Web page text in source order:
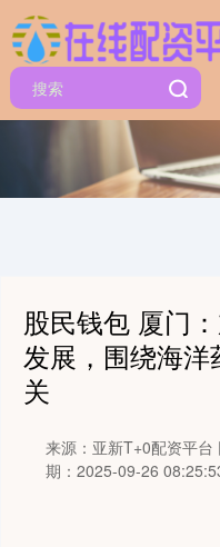
股民钱包 厦门
发展，围绕海
关
来源：亚新T+0配资平台
期：2025-09-26